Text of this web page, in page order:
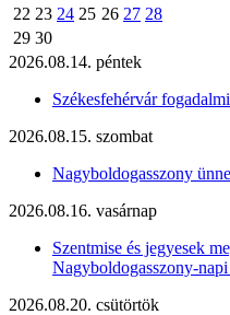
22 23 24 25 26 27 28
29 30
2026.08.14. péntek
Székesfehérvár
2026.08.15. szombat
Nagyboldogasszony
2026.08.16. vasárnap
Szentmise és jegyesek
Nagyboldogasszony-napi
2026.08.20. csütörtök